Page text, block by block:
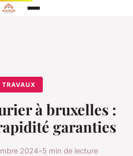
TRAVAUX
à bruxelles :
garanties
2024•5 min de lecture